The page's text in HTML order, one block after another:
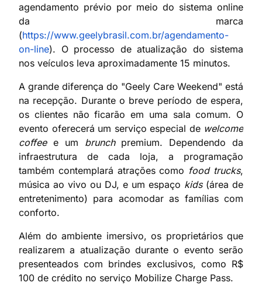
agendamento prévio por meio do sistema online
da marca
(https://www.geelybrasil.com.br/agendamento-
on-line). O processo de atualização do sistema
nos veículos leva aproximadamente 15 minutos.
A grande diferença do "Geely Care Weekend" está
na recepção. Durante o breve período de espera,
os clientes não ficarão em uma sala comum. O
evento oferecerá um serviço especial de welcome
coffeee um brunchpremium. Dependendo da
infraestrutura de cada loja, a programação
também contemplará atrações como food trucks,
música ao vivo ou DJ, e um espaço kids(área de
entretenimento) para acomodar as famílias com
conforto.
Além do ambiente imersivo, os proprietários que
realizarem a atualização durante o evento serão
presenteados com brindes exclusivos, como R$
100 de crédito no serviço Mobilize Charge Pass.